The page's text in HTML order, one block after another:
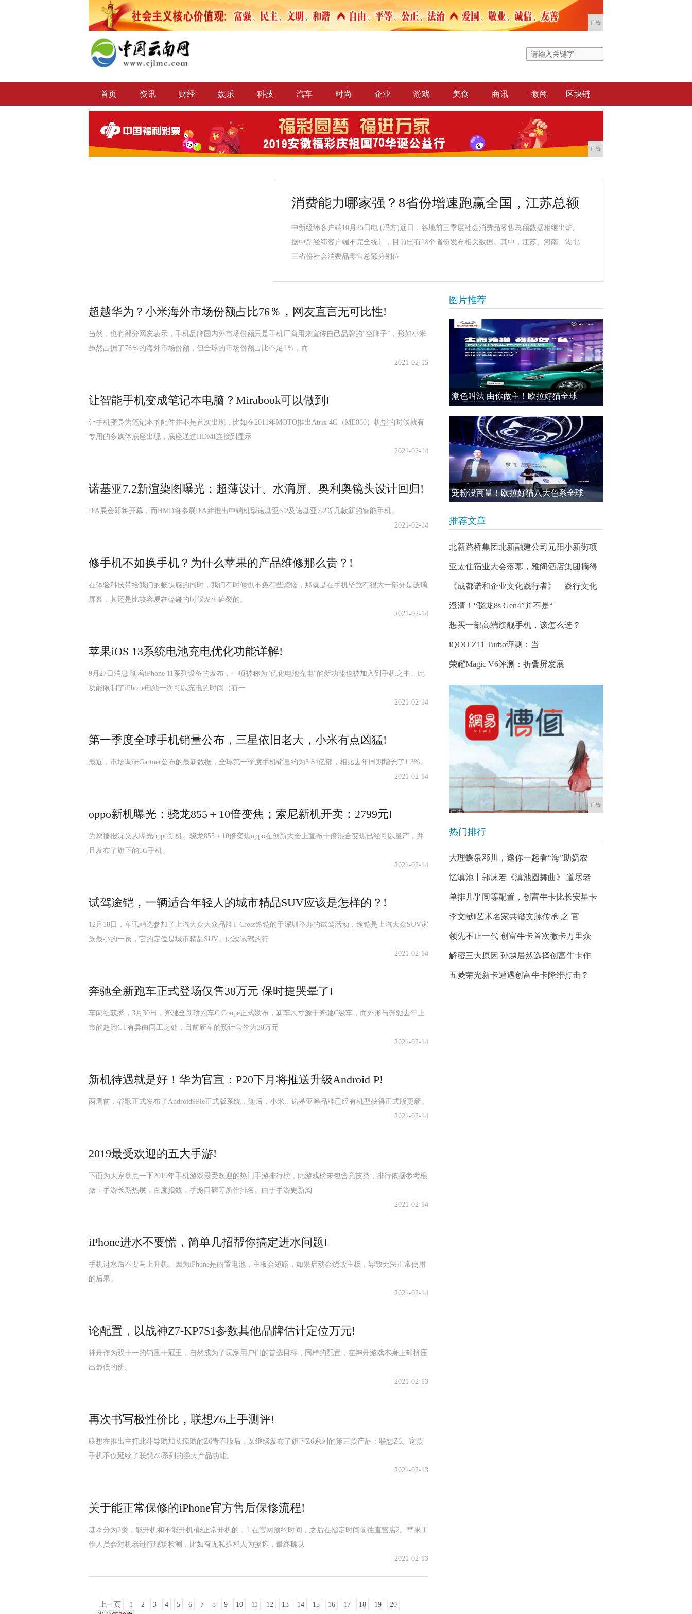
广告
首页 资讯 财经 娱乐 科技 汽车 时尚 企业 游戏 美食 商讯 微商 区块链
广告
消费能力哪家强？8省份增速跑赢全国，江苏总额
中新经纬客户端10月25日电 (冯方)近日，各地前三季度社会消费品零售总额数据相继出炉。
据中新经纬客户端不完全统计，目前已有18个省份发布相关数据。其中，江苏、河南、湖北
三省份社会消费品零售总额分别位
超越华为？小米海外市场份额占比76％，网友直言无可比性!
当然，也有部分网友表示，手机品牌国内外市场份额只是手机厂商用来宣传自己品牌的“空牌子”，形如小米
虽然占据了76％的海外市场份额，但全球的市场份额占比不足1％，而
2021-02-15
让智能手机变成笔记本电脑？Mirabook可以做到!
让手机变身为笔记本的配件并不是首次出现，比如在2011年MOTO推出Atrix 4G（ME860）机型的时候就有
专用的多媒体底座出现，底座通过HDMI连接到显示
2021-02-14
诺基亚7.2新渲染图曝光：超薄设计、水滴屏、奥利奥镜头设计回归!
IFA展会即将开幕，而HMD将参展IFA并推出中端机型诺基亚6.2及诺基亚7.2等几款新的智能手机。
2021-02-14
修手机不如换手机？为什么苹果的产品维修那么贵？!
在体验科技带给我们的畅快感的同时，我们有时候也不免有些烦恼，那就是在手机毕竟有很大一部分是玻璃
屏幕，其还是比较容易在磕碰的时候发生碎裂的。
2021-02-14
苹果iOS 13系统电池充电优化功能详解!
9月27日消息 随着iPhone 11系列设备的发布，一项被称为“优化电池充电”的新功能也被加入到手机之中。此
功能限制了iPhone电池一次可以充电的时间（有一
2021-02-14
第一季度全球手机销量公布，三星依旧老大，小米有点凶猛!
最近，市场调研Gartner公布的最新数据，全球第一季度手机销量约为3.84亿部，相比去年同期增长了1.3%。
2021-02-14
oppo新机曝光：骁龙855＋10倍变焦；索尼新机开卖：2799元!
为您播报沈义人曝光oppo新机。骁龙855＋10倍变焦oppo在创新大会上宣布十倍混合变焦已经可以量产，并
且发布了旗下的5G手机。
2021-02-14
试驾途铠，一辆适合年轻人的城市精品SUV应该是怎样的？!
12月18日，车讯精选参加了上汽大众大众品牌T-Cross途铠的于深圳举办的试驾活动，途铠是上汽大众SUV家
族最小的一员，它的定位是城市精品SUV。此次试驾的行
2021-02-14
奔驰全新跑车正式登场仅售38万元 保时捷哭晕了!
车闻社获悉，3月30日，奔驰全新轿跑车C Coupe正式发布，新车尺寸源于奔驰C级车，而外形与奔驰去年上
市的超跑GT有异曲同工之处，目前新车的预计售价为38万元
2021-02-14
新机待遇就是好！华为官宣：P20下月将推送升级Android P!
两周前，谷歌正式发布了Android9Pie正式版系统，随后，小米、诺基亚等品牌已经有机型获得正式版更新。
2021-02-14
2019最受欢迎的五大手游!
下面为大家盘点一下2019年手机游戏最受欢迎的热门手游排行榜，此游戏榜未包含竞技类，排行依据参考根
据：手游长期热度，百度指数，手游口碑等所作排名。由于手游更新淘
2021-02-14
iPhone进水不要慌，简单几招帮你搞定进水问题!
手机进水后不要马上开机。因为iPhone是内置电池，主板会短路，如果启动会烧毁主板，导致无法正常使用
的后果。
2021-02-14
论配置，以战神Z7-KP7S1参数其他品牌估计定位万元!
神舟作为双十一的销量十冠王，自然成为了玩家用户们的首选目标，同样的配置，在神舟游戏本身上却挤压
出最低的价。
2021-02-13
再次书写极性价比，联想Z6上手测评!
联想在推出主打北斗导航加长续航的Z6青春版后，又继续发布了旗下Z6系列的第三款产品：联想Z6。这款
手机不仅延续了联想Z6系列的强大产品功能。
2021-02-13
关于能正常保修的iPhone官方售后保修流程!
基本分为2类，能开机和不能开机•能正常开机的，1.在官网预约时间，之后在指定时间前往直营店2。苹果工
作人员会对机器进行现场检测，比如有无私拆和人为损坏，最终确认
2021-02-13
上一页 1 2 3 4 5 6 7 8 9 10 11 12 13 14 15 16 17 18 19
20
图片推荐
潮色叫法 由你做主！欧拉好猫全球
宠粉没商量！欧拉好猫八大色系全球
推荐文章
北新路桥集团北新融建公司元阳小新街项
亚太住宿业大会落幕，雅阁酒店集团摘得
《成都诺和企业文化践行者》—践行文化
澄清！“骁龙8s Gen4”并不是“
想买一部高端旗舰手机，该怎么选？
iQOO Z11 Turbo评测：当
荣耀Magic V6评测：折叠屏发展
广告
热门排行
大理蝶泉邓川，邀你一起看“海”助奶农
忆滇池丨郭沫若《滇池圆舞曲》 道尽老
单排几乎同等配置，创富牛卡比长安星卡
李文献‖艺术名家共谱文脉传承 之 官
领先不止一代 创富牛卡首次微卡万里众
解密三大原因 孙越居然选择创富牛卡作
五菱荣光新卡遭遇创富牛卡降维打击？